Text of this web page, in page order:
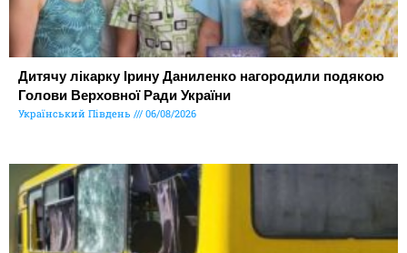
Дитячу лікарку Ірину Даниленко нагородили подякою
Голови Верховної Ради України
Український Південь 06/08/2026